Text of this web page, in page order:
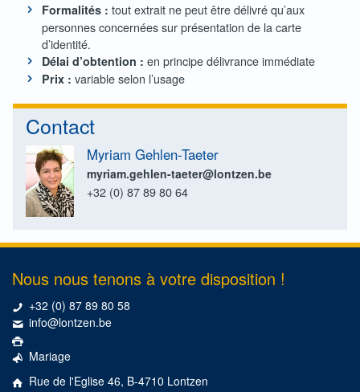
Formalités : tout extrait ne peut être délivré qu’aux
personnes concernées sur présentation de la carte
d’identité.
Délai d’obtention : en principe délivrance immédiate
Prix : variable selon l’usage
Contact
Myriam Gehlen-Taeter
myriam.gehlen-taeter@lontzen.be
+32 (0) 87 89 80 64
Nous nous tenons à votre disposition !
+32 (0) 87 89 80 58
info@lontzen.be
Mariage
Rue de l'Eglise 46, B-4710 Lontzen